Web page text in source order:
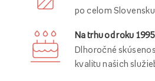
po celom
Na trhu od roku 1995
Dlhoročné
kvalitu našich